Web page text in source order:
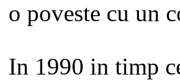
o poveste cu un
In 1990 in timp